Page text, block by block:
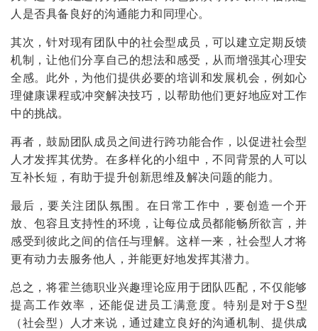
人是否具备良好的沟通能力和同理心。
其次，针对现有团队中的社会型成员，可以建立定期反馈
机制，让他们分享自己的想法和感受，从而增强其心理安
全感。此外，为他们提供必要的培训和发展机会，例如心
理健康课程或冲突解决技巧，以帮助他们更好地应对工作
中的挑战。
再者，鼓励团队成员之间进行跨功能合作，以促进社会型
人才发挥其优势。在多样化的小组中，不同背景的人可以
互补长短，有助于提升创新思维及解决问题的能力。
最后，要关注团队氛围。在日常工作中，要创造一个开
放、包容且支持性的环境，让每位成员都能畅所欲言，并
感受到彼此之间的信任与理解。这样一来，社会型人才将
更有动力去服务他人，并能更好地发挥其潜力。
总之，将霍兰德职业兴趣理论应用于团队匹配，不仅能够
提高工作效率，还能促进员工满意度。特别是对于S型
（社会型）人才来说，通过建立良好的沟通机制、提供成